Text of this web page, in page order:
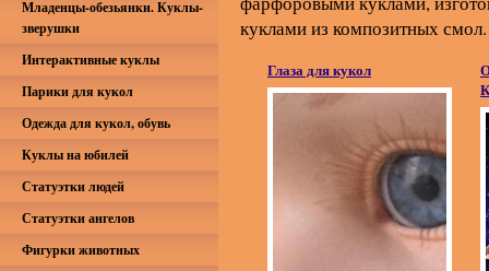
куклами из композитных смол.
Глаза для кукол
Младенцы-обезьянки. Куклы-
зверушки
Интерактивные куклы
Парики для кукол
Одежда для кукол, обувь
Куклы на юбилей
Статуэтки людей
Статуэтки ангелов
Фигурки животных